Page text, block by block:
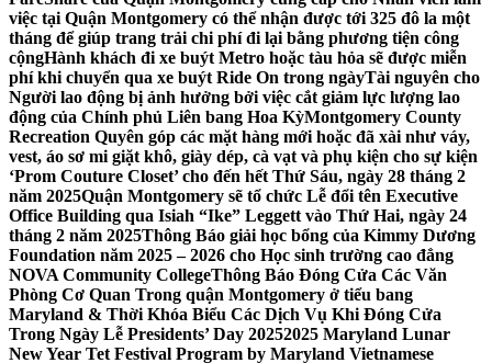
việc tại Quận Montgomery có thể nhận được tới 325 đô la một
tháng để giúp trang trải chi phí đi lại bằng phương tiện công
cộngHành khách đi xe buýt Metro hoặc tàu hỏa sẽ được miễn
phí khi chuyển qua xe buýt Ride On trong ngàyTài nguyên cho
Người lao động bị ảnh hưởng bởi việc cắt giảm lực lượng lao
động của Chính phủ Liên bang Hoa KỳMontgomery County
Recreation Quyên góp các mặt hàng mới hoặc đã xài như váy,
vest, áo sơ mi giặt khô, giày dép, cà vạt và phụ kiện cho sự kiện
‘Prom Couture Closet’ cho đến hết Thứ Sáu, ngày 28 tháng 2
năm 2025Quận Montgomery sẽ tổ chức Lễ đổi tên Executive
Office Building qua Isiah “Ike” Leggett vào Thứ Hai, ngày 24
tháng 2 năm 2025Thông Báo giải học bổng của Kimmy Dương
Foundation năm 2025 – 2026 cho Học sinh trường cao đẳng
NOVA Community CollegeThông Báo Đóng Cửa Các Văn
Phòng Cơ Quan Trong quận Montgomery ở tiểu bang
Maryland & Thời Khóa Biểu Các Dịch Vụ Khi Đóng Cửa
Trong Ngày Lễ Presidents’ Day 20252025 Maryland Lunar
New Year Tet Festival Program by Maryland Vietnamese